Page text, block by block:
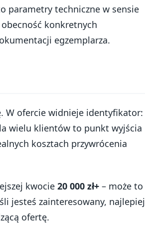
parametry techniczne w sensie
konkretnych
egzemplarza.
W ofercie widnieje identyfikator:
wielu klientów to punkt wyjścia
kosztach przywrócenia
kwocie 20 000 zł+ – może to
jesteś zainteresowany, najlepiej
ofertę.